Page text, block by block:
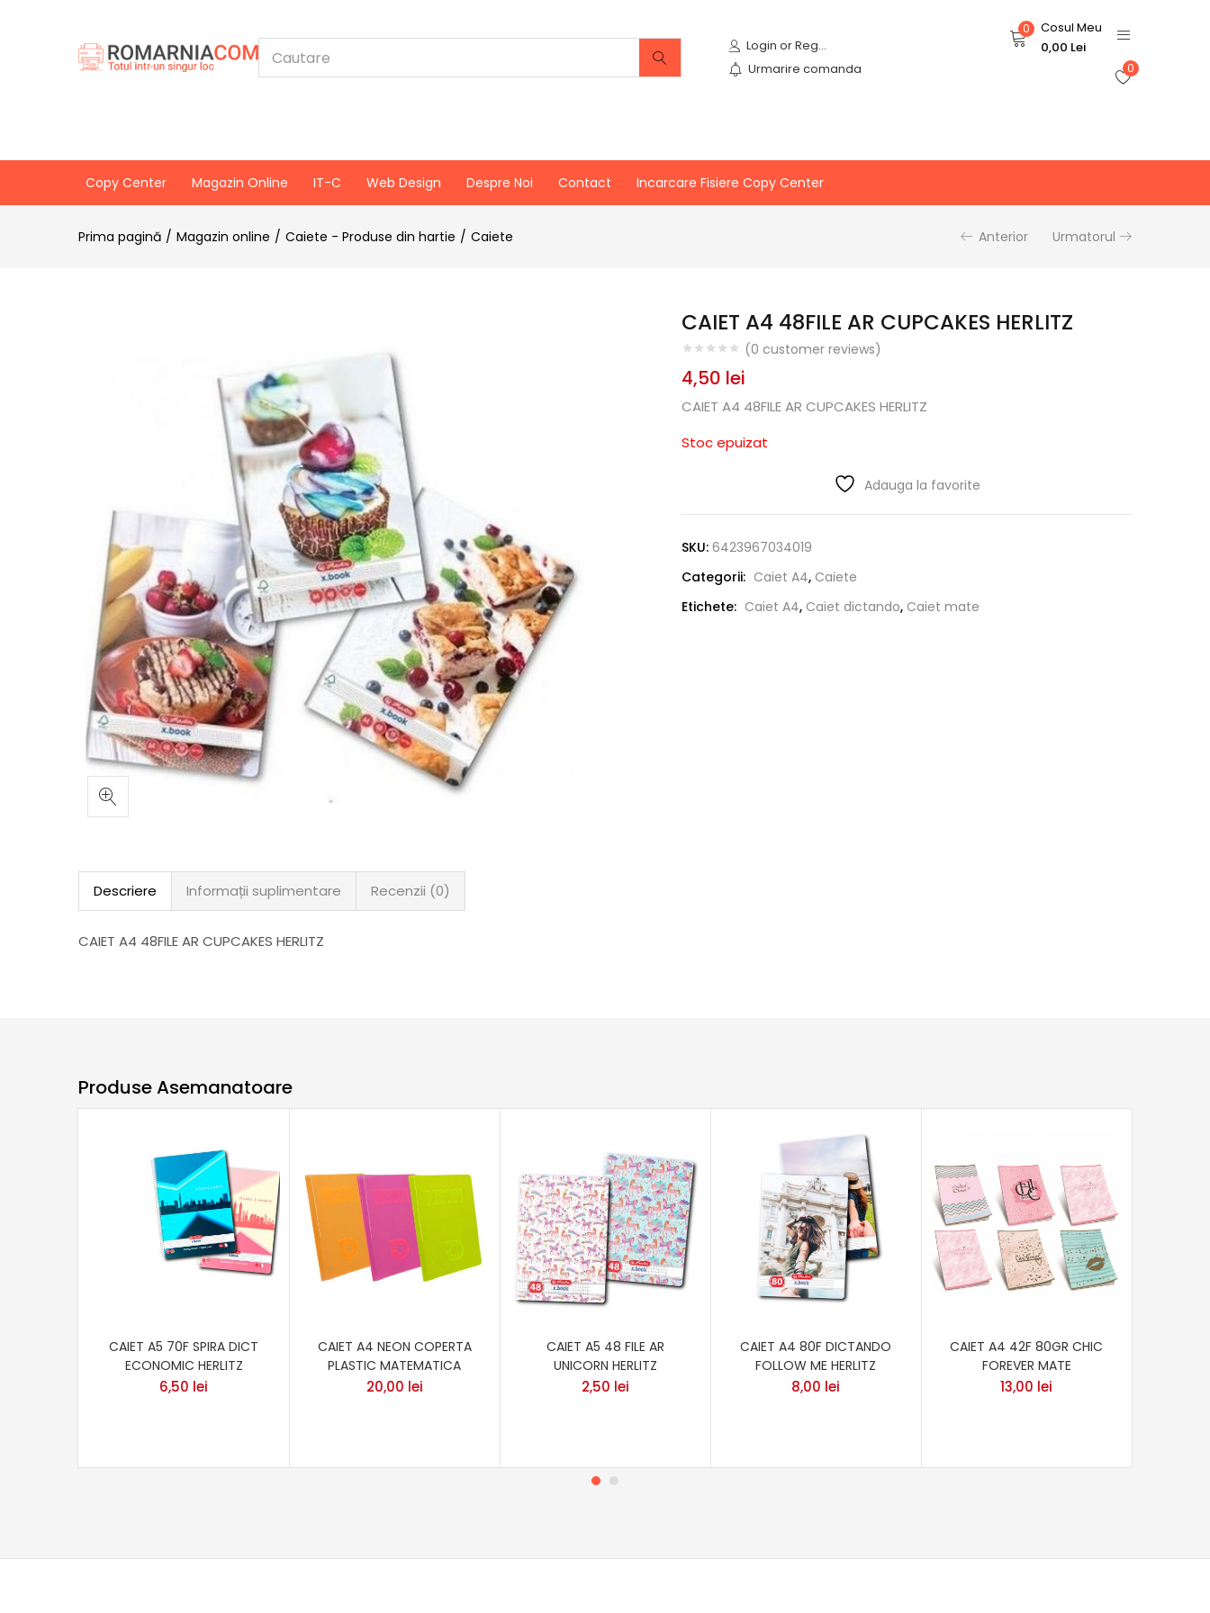
Login or Register
Urmarire comanda
0
Cosul Meu
0,00 Lei
0
Copy Center Magazin Online IT-C Web Design Despre Noi Contact Incarcare Fisiere Copy Center
Prima pagină Magazin online Caiete - Produse din hartie Caiete Anterior Urmatorul
CAIET A4 48FILE AR CUPCAKES HERLITZ
(0 customer reviews)
4,50 lei
CAIET A4 48FILE AR CUPCAKES HERLITZ
Stoc epuizat
Adauga la favorite
SKU: 6423967034019
Categorii: Caiet A4, Caiete
Etichete: Caiet A4, Caiet dictando, Caiet mate
Descriere Informații suplimentare Recenzii (0)
CAIET A4 48FILE AR CUPCAKES HERLITZ
Produse Asemanatoare
CAIET A5 70F SPIRA DICT
ECONOMIC HERLITZ
6,50 lei
CAIET A4 NEON COPERTA
PLASTIC MATEMATICA
20,00 lei
CAIET A5 48 FILE AR
UNICORN HERLITZ
2,50 lei
CAIET A4 80F DICTANDO
FOLLOW ME HERLITZ
8,00 lei
CAIET A4 42F 80GR CHIC
FOREVER MATE
13,00 lei